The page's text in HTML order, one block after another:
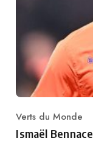
Category
Verts du Monde
Ismaël